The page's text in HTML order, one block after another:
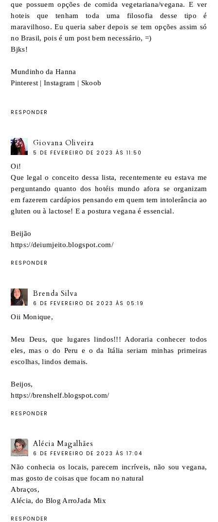
que possuem opções de comida vegetariana/vegana. E ver
hoteis que tenham toda uma filosofia desse tipo é
maravilhoso. Eu queria saber depois se tem opções assim só
no Brasil, pois é um post bem necessário, =)
Bjks!
Mundinho da Hanna
Pinterest |Instagram | Skoob
RESPONDER
Giovana Oliveira
5 DE FEVEREIRO DE 2023 ÀS 11:50
Oi!
Que legal o conceito dessa lista, recentemente eu estava me
perguntando quanto dos hotéis mundo afora se organizam
em fazerem cardápios pensando em quem tem intolerância ao
gluten ou à lactose! E a postura vegana é essencial.
Beijão
https://deiumjeito.blogspot.com/
RESPONDER
Brenda Silva
6 DE FEVEREIRO DE 2023 ÀS 05:19
Oii Monique,
Meu Deus, que lugares lindos!!! Adoraria conhecer todos
eles, mas o do Peru e o da Itália seriam minhas primeiras
escolhas, lindos demais.
Beijos,
https://brenshelf.blogspot.com/
RESPONDER
Alécia Magalhães
6 DE FEVEREIRO DE 2023 ÀS 17:04
Não conhecia os locais, parecem incríveis, não sou vegana,
mas gosto de coisas que focam no natural
Abraços,
Alécia, do Blog ArroJada Mix
RESPONDER